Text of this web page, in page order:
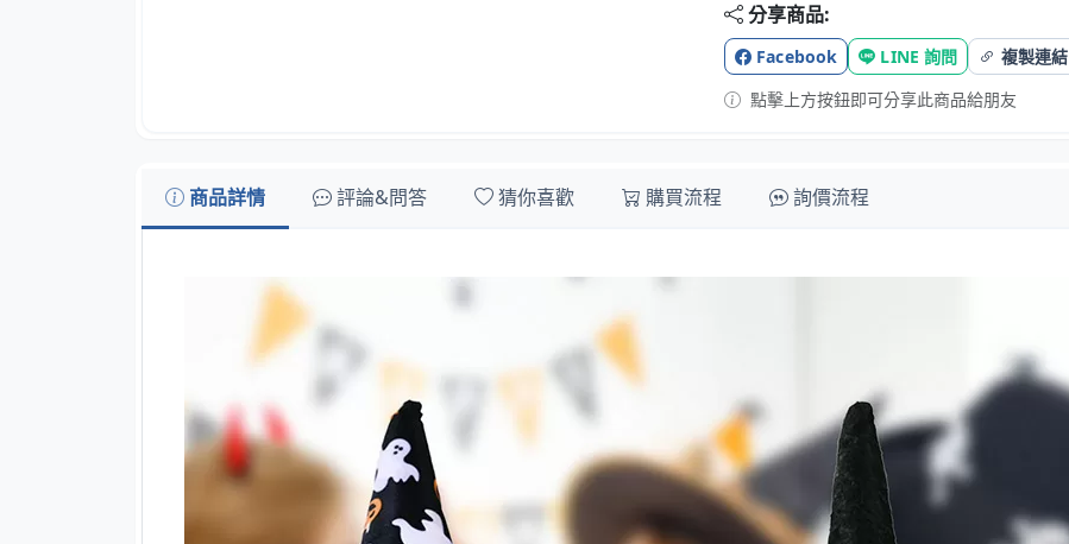
分享商品:
Facebook LINE 詢問
複製連結
點擊上方按鈕即可分享此商品給朋友
商品詳情 評論&問答 猜你喜歡 購買流程 詢價流程